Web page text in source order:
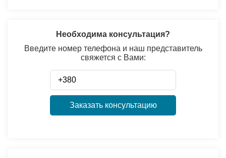
Необходима консультация?
Введите номер телефона и наш представитель
свяжется с Вами:
Заказать консультацию